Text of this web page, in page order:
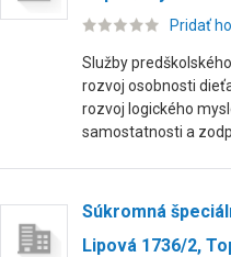
Pridať
Služby
rozvoj osobnosti
rozvoj logického
samostatnosti a
Súkromná
Lipová 1736/2,